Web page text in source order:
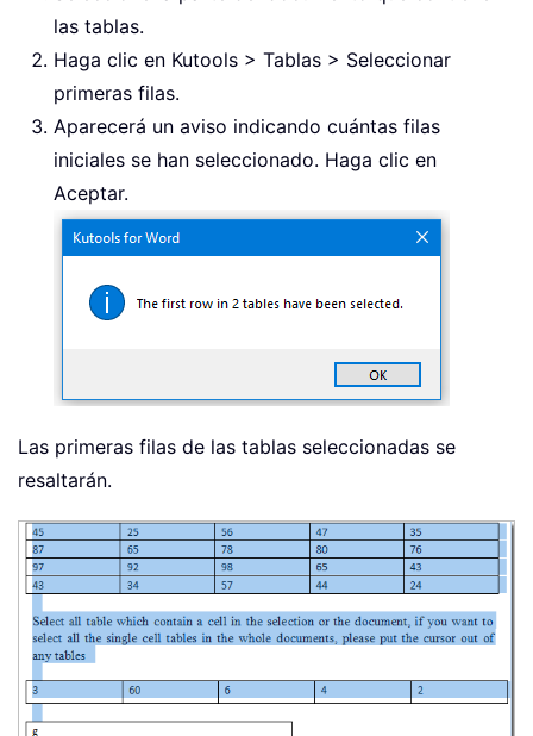
las tablas.
Haga clic en Kutools > Tablas > Seleccionar
primeras filas.
Aparecerá un aviso indicando cuántas filas
iniciales se han seleccionado. Haga clic en
Aceptar.
Las primeras filas de las tablas seleccionadas se
resaltarán.